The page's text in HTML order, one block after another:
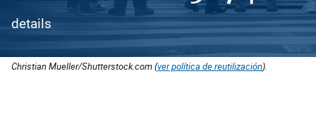
details
Christian Mueller/Shutterstock.com (ver política de reutilización).